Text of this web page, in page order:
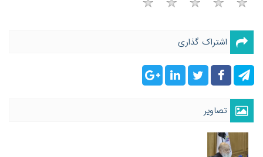
اشتراک گذاری
تصاویر